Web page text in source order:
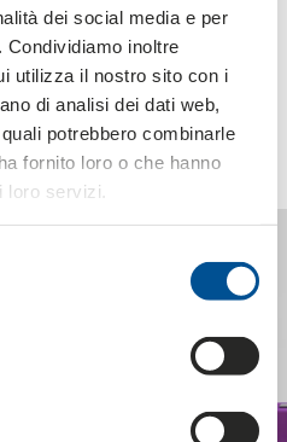
dei social media e per
inoltre
utilizza il nostro sito con i
di analisi dei dati web,
potrebbero combinarle
fornito loro o che hanno
servizi.
für